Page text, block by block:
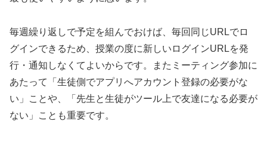
毎週繰り返しで予定を組んでおけば、毎回同じURLでロ
グインできるため、授業の度に新しいログインURLを発
行・通知しなくてよいからです。またミーティング参加に
あたって「生徒側でアプリへアカウント登録の必要がな
い」ことや、「先生と生徒がツール上で友達になる必要が
ない」ことも重要です。